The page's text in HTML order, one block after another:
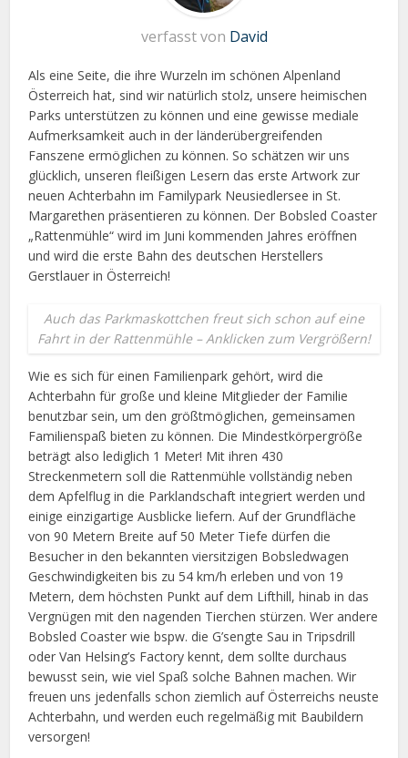
verfasst von David
Als eine Seite, die ihre Wurzeln im schönen Alpenland
Österreich hat, sind wir natürlich stolz, unsere heimischen
Parks unterstützen zu können und eine gewisse mediale
Aufmerksamkeit auch in der länderübergreifenden
Fanszene ermöglichen zu können. So schätzen wir uns
glücklich, unseren fleißigen Lesern das erste Artwork zur
neuen Achterbahn im Familypark Neusiedlersee in St.
Margarethen präsentieren zu können. Der Bobsled Coaster
„Rattenmühle“ wird im Juni kommenden Jahres eröffnen
und wird die erste Bahn des deutschen Herstellers
Gerstlauer in Österreich!
Auch das Parkmaskottchen freut sich schon auf eine
Fahrt in der Rattenmühle – Anklicken zum Vergrößern!
Wie es sich für einen Familienpark gehört, wird die
Achterbahn für große und kleine Mitglieder der Familie
benutzbar sein, um den größtmöglichen, gemeinsamen
Familienspaß bieten zu können. Die Mindestkörpergröße
beträgt also lediglich 1 Meter! Mit ihren 430
Streckenmetern soll die Rattenmühle vollständig neben
dem Apfelflug in die Parklandschaft integriert werden und
einige einzigartige Ausblicke liefern. Auf der Grundfläche
von 90 Metern Breite auf 50 Meter Tiefe dürfen die
Besucher in den bekannten viersitzigen Bobsledwagen
Geschwindigkeiten bis zu 54 km/h erleben und von 19
Metern, dem höchsten Punkt auf dem Lifthill, hinab in das
Vergnügen mit den nagenden Tierchen stürzen. Wer andere
Bobsled Coaster wie bspw. die G’sengte Sau in Tripsdrill
oder Van Helsing’s Factory kennt, dem sollte durchaus
bewusst sein, wie viel Spaß solche Bahnen machen. Wir
freuen uns jedenfalls schon ziemlich auf Österreichs neuste
Achterbahn, und werden euch regelmäßig mit Baubildern
versorgen!